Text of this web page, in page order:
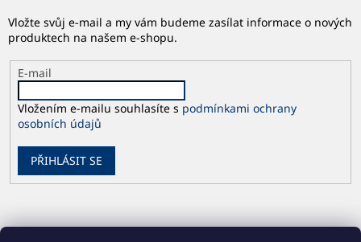
Vložte svůj e-mail a my vám budeme zasílat informace o nových
produktech na našem e-shopu.
E-mail
Vložením e-mailu souhlasíte s podmínkami ochrany
osobních údajů
PŘIHLÁSIT SE